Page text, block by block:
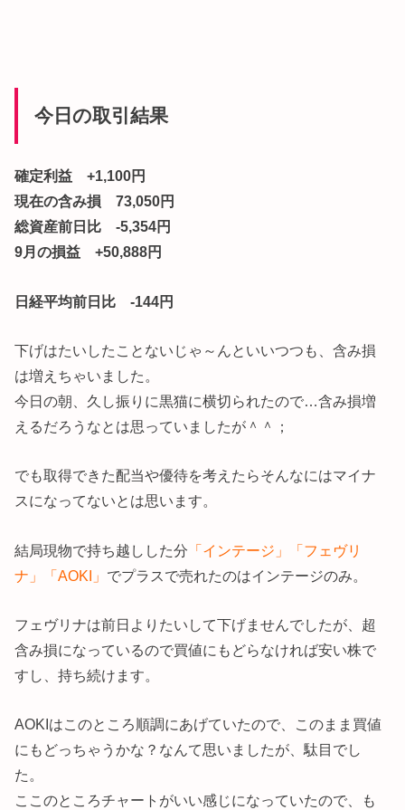
今日の取引結果
確定利益 +1,100円
現在の含み損 73,050円
総資産前日比 -5,354円
9月の損益 +50,888円
日経平均前日比 -144円
下げはたいしたことないじゃ～んといいつつも、含み損
は増えちゃいました。
今日の朝、久し振りに黒猫に横切られたので…含み損増
えるだろうなとは思っていましたが＾＾；
でも取得できた配当や優待を考えたらそんなにはマイナ
スになってないとは思います。
結局現物で持ち越しした分 「インテージ」「フェヴリ
ナ」「AOKI」 でプラスで売れたのはインテージのみ。
フェヴリナは前日よりたいして下げませんでしたが、超
含み損になっているので買値にもどらなければ安い株で
すし、持ち続けます。
AOKIはこのところ順調にあげていたので、このまま買値
にもどっちゃうかな？なんて思いましたが、駄目でし
た。
ここのところチャートがいい感じになっていたので、も